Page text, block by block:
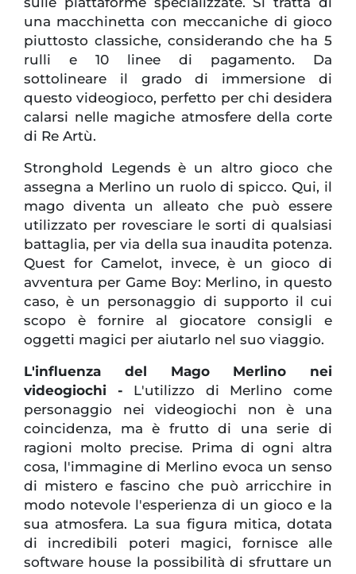
una macchinetta con meccaniche di gioco
piuttosto classiche, considerando che ha 5
rulli e 10 linee di pagamento. Da
sottolineare il grado di immersione di
questo videogioco, perfetto per chi desidera
calarsi nelle magiche atmosfere della corte
di Re Artù.
Stronghold Legends è un altro gioco che
assegna a Merlino un ruolo di spicco. Qui, il
mago diventa un alleato che può essere
utilizzato per rovesciare le sorti di qualsiasi
battaglia, per via della sua inaudita potenza.
Quest for Camelot, invece, è un gioco di
avventura per Game Boy: Merlino, in questo
caso, è un personaggio di supporto il cui
scopo è fornire al giocatore consigli e
oggetti magici per aiutarlo nel suo viaggio.
L'influenza del Mago Merlino nei
videogiochi - L'utilizzo di Merlino come
personaggio nei videogiochi non è una
coincidenza, ma è frutto di una serie di
ragioni molto precise. Prima di ogni altra
cosa, l'immagine di Merlino evoca un senso
di mistero e fascino che può arricchire in
modo notevole l'esperienza di un gioco e la
sua atmosfera. La sua figura mitica, dotata
di incredibili poteri magici, fornisce alle
software house la possibilità di sfruttare un